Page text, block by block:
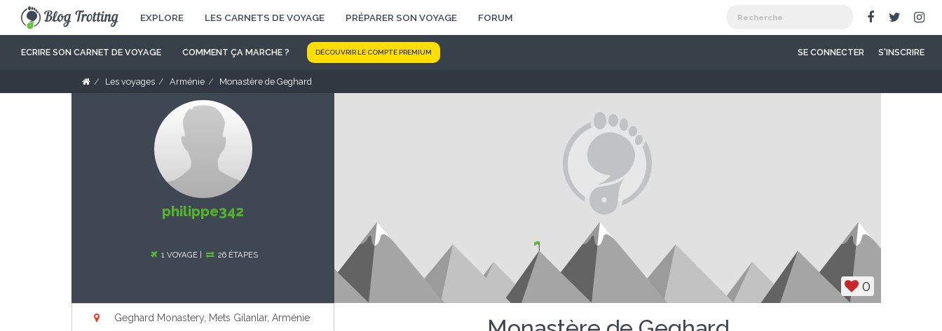
EXPLORE LES CARNETS DE VOYAGE PRÉPARER SON VOYAGE FORUM
ECRIRE SON CARNET DE VOYAGE COMMENT ÇA MARCHE ? DÉCOUVRIR LE COMPTE PREMIUM SE CONNECTER S'INSCRIRE
Les voyages Arménie Monastère de Geghard
0
philippe342
1 VOYAGE | 26 ÉTAPES
Geghard Monastery, Mets Gilanlar, Arménie